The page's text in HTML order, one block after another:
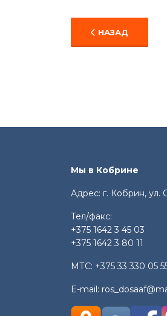
ПРЕДЫДУЩИЙ:
НАЗАД
Мы в Кобрине
Адрес: г. Кобрин, ул.
Тел/факс:
+375 1642 3 45 03
+375 1642 3 80 11
МТС: +375 33 330 05
E-mail: